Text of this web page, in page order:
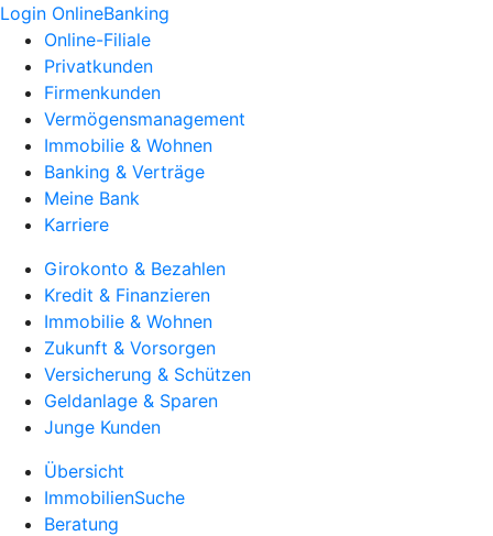
Login OnlineBanking
Online-Filiale
Privatkunden
Firmenkunden
Vermögensmanagement
Immobilie & Wohnen
Banking & Verträge
Meine Bank
Karriere
Girokonto & Bezahlen
Kredit & Finanzieren
Immobilie & Wohnen
Zukunft & Vorsorgen
Versicherung & Schützen
Geldanlage & Sparen
Junge Kunden
Übersicht
ImmobilienSuche
Beratung